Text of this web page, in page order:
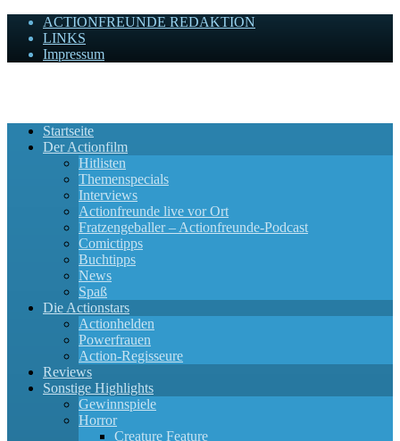
ACTIONFREUNDE REDAKTION
LINKS
Impressum
Startseite
Der Actionfilm
Hitlisten
Themenspecials
Interviews
Actionfreunde live vor Ort
Fratzengeballer – Actionfreunde-Podcast
Comictipps
Buchtipps
News
Spaß
Die Actionstars
Actionhelden
Powerfrauen
Action-Regisseure
Reviews
Sonstige Highlights
Gewinnspiele
Horror
Creature Feature